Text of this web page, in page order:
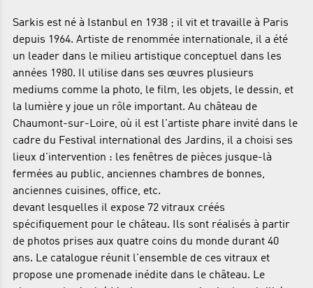
Sarkis est né à Istanbul en 1938 ; il vit et travaille à Paris
depuis 1964. Artiste de renommée internationale, il a été
un leader dans le milieu artistique conceptuel dans les
années 1980. Il utilise dans ses œuvres plusieurs
mediums comme la photo, le film, les objets, le dessin, et
la lumière y joue un rôle important. Au château de
Chaumont-sur-Loire, où il est l'artiste phare invité dans le
cadre du Festival international des Jardins, il a choisi ses
lieux d'intervention : les fenêtres de pièces jusque-là
fermées au public, anciennes chambres de bonnes,
anciennes cuisines, office, etc.
devant lesquelles il expose 72 vitraux créés
spécifiquement pour le château. Ils sont réalisés à partir
de photos prises aux quatre coins du monde durant 40
ans. Le catalogue réunit l'ensemble de ces vitraux et
propose une promenade inédite dans le château. Le